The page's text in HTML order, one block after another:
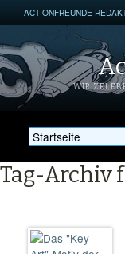
ACTIONFREUNDE
WIR
Tag-Archiv